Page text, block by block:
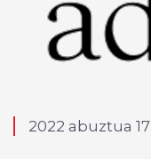
2022 abuztua 17